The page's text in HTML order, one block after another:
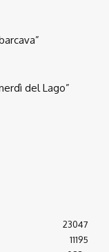
del Lago”
23047
11195